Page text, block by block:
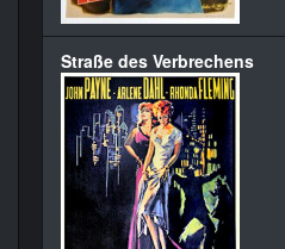
Straße des Verbrechens